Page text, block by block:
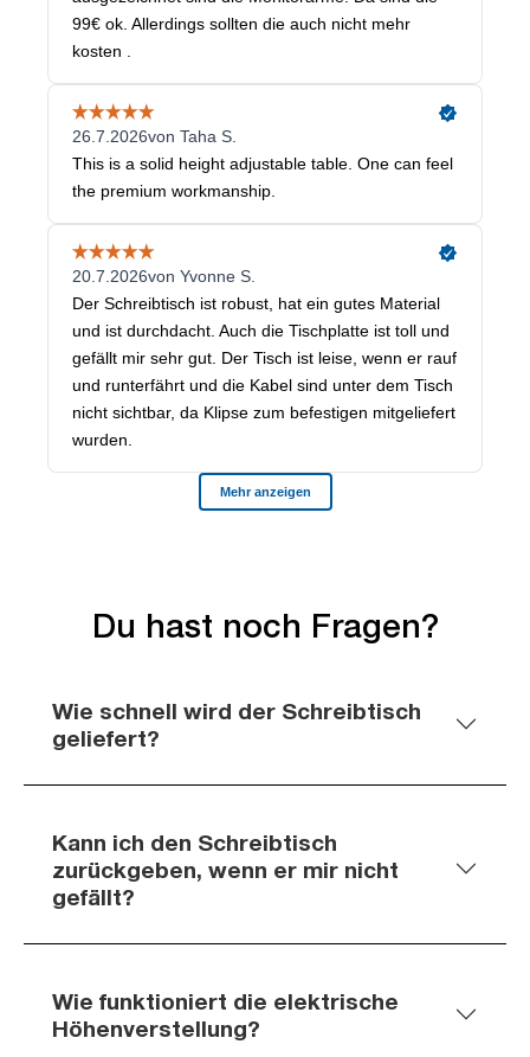
Du hast noch Fragen?
Wie schnell wird der Schreibtisch
geliefert?
Kann ich den Schreibtisch
zurückgeben, wenn er mir nicht
gefällt?
Wie funktioniert die elektrische
Höhenverstellung?